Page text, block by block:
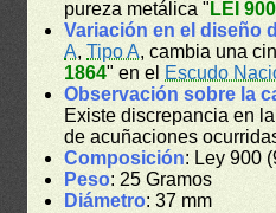
pureza metálica " LEI 900
Variación en el diseño
A,Tipo A, cambia una
1864" en el Escudo
Observación sobre la
Existe discrepancia en
de acuñaciones
Composición: Ley 900
Peso: 25 Gramos
Diámetro: 37 mm